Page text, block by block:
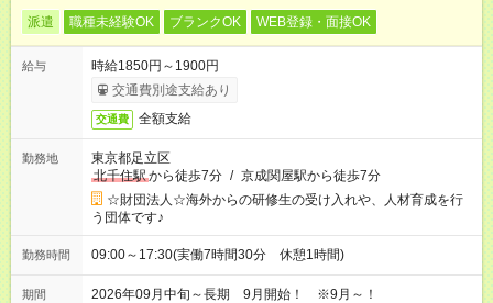
派遣 職種未経験OK ブランクOK WEB登録・面接OK
給与
時給1850円～1900円
交通費別途支給あり
交通費 全額支給
勤務地
東京都足立区
北千住駅から徒歩7分 / 京成関屋駅から徒歩7分
☆財団法人☆海外からの研修生の受け入れや、人材育成を行
う団体です♪
勤務時間 09:00～17:30(実働7時間30分 休憩1時間)
期間 2026年09月中旬～長期 9月開始！ ※9月～！